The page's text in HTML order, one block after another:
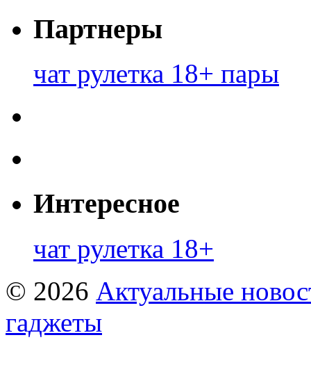
Партнеры
чат рулетка 18+ пары
Интересное
чат рулетка 18+
© 2026 Актуальные
гаджеты